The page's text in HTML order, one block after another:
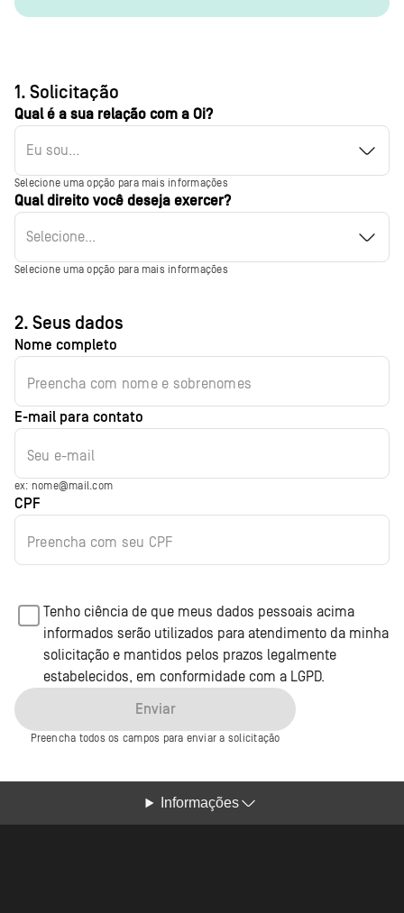
1. Solicitação
Qual é a sua relação com a Oi?
Eu sou...
Selecione uma opção para mais informações
Qual direito você deseja exercer?
Selecione...
Selecione uma opção para mais informações
2. Seus dados
Nome completo
Preencha com nome e sobrenomes
E-mail para contato
Seu e-mail
ex: nome@mail.com
CPF
Preencha com seu CPF
Tenho ciência de que meus dados pessoais acima
informados serão utilizados para atendimento da minha
solicitação e mantidos pelos prazos legalmente
estabelecidos, em conformidade com a LGPD.
Enviar
Preencha todos os campos para enviar a solicitação
Informações